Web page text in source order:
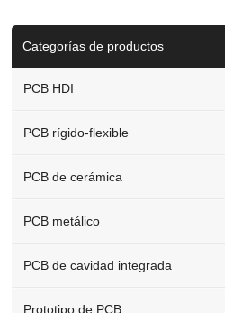
Categorías de productos
PCB HDI
PCB rígido-flexible
PCB de cerámica
PCB metálico
PCB de cavidad integrada
Prototipo de PCB